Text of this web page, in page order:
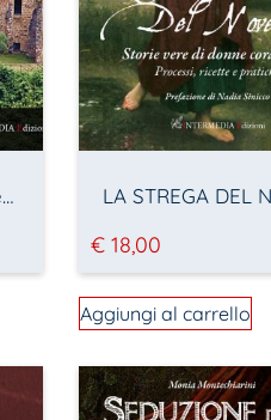
L’Abbazia dei Santi Severo e Martirio – Storia e vicende artistiche di un monastero medievale orvietano
€ 18,00
Aggiungi al carrello